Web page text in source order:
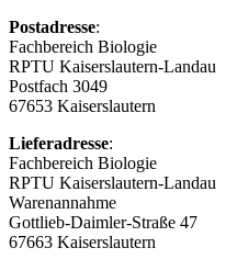
Postadresse:
Fachbereich Biologie
RPTU Kaiserslautern-Landau
Postfach 3049
67653 Kaiserslautern
Lieferadresse:
Fachbereich Biologie
RPTU Kaiserslautern-Landau
Warenannahme
Gottlieb-Daimler-Straße 47
67663 Kaiserslautern